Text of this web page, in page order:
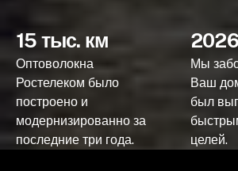
15 тыс. км
Оптоволокна
Ростелеком было
построено и
модернизированно за
последние три года.
Мы
Ваш
был
целей.